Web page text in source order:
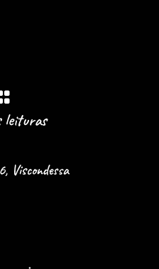
leituras
Viscondessa